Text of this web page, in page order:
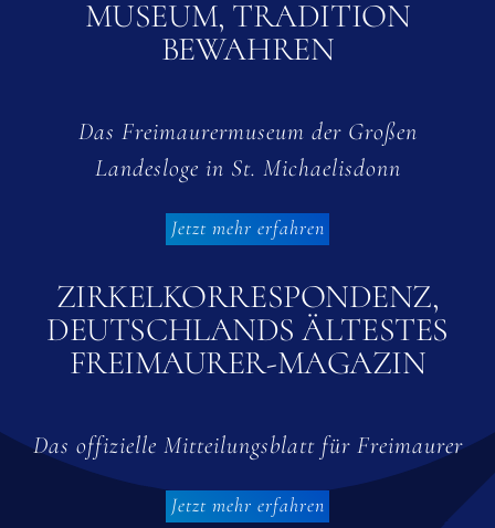
MUSEUM, TRADITION
BEWAHREN
Das Freimaurermuseum der Großen
Landesloge in St. Michaelisdonn
Jetzt mehr erfahren
ZIRKELKORRESPONDENZ,
DEUTSCHLANDS ÄLTESTES
FREIMAURER-MAGAZIN
Das offizielle Mitteilungsblatt für Freimaurer
Jetzt mehr erfahren